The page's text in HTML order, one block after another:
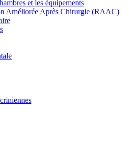
et les équipements
Améliorée Après Chirurgie (RAAC)